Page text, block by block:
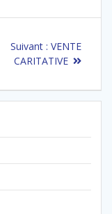
Suivant : Article
suivant
VENTE
CARITATIVE